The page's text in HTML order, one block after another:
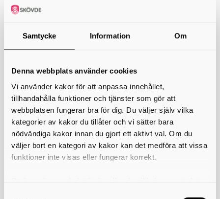
Samtycke Information Om
Denna webbplats använder cookies
Vi använder kakor för att anpassa innehållet,
tillhandahålla funktioner och tjänster som gör att
webbplatsen fungerar bra för dig. Du väljer själv vilka
kategorier av kakor du tillåter och vi sätter bara
nödvändiga kakor innan du gjort ett aktivt val. Om du
väljer bort en kategori av kakor kan det medföra att vissa
funktioner inte visas eller fungerar korrekt.
Anders Torén, Lidköping, Campus
Västra Skaraborg, 0510-77 09 41,
Din e-postadress
*Ämne
*Meddelande